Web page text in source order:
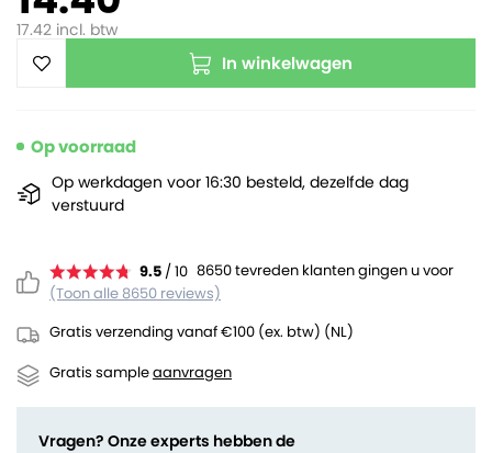
17.42 incl. btw
In winkelwagen
9.5 / 10 8650 tevreden klanten gingen u voor
(Toon alle 8650 reviews)
Gratis verzending vanaf €100 (ex. btw) (NL)
Gratis sampleaanvragen
Op voorraad
Op werkdagen voor 16:30 besteld, dezelfde dag
verstuurd
Vragen? Onze experts hebben de